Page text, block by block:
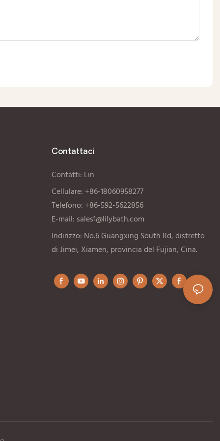
Contattaci
Contatti: Lin
Cellulare: +86-18060958277
Telefono: +86-592-5622856
E-mail: sales1@lilybath.com
Indirizzo: No.6 Guangxing South Rd, distretto
di Jimei, Xiamen, provincia del Fujian, Cina.